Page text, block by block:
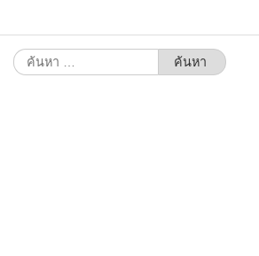
ค้นหา
สำหรับ: